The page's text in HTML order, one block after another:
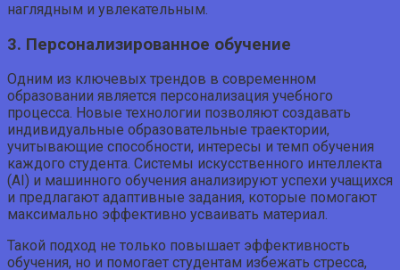
наглядным и увлекательным.
3. Персонализированное обучение
Одним из ключевых трендов в современном
образовании является персонализация учебного
процесса. Новые технологии позволяют создавать
индивидуальные образовательные траектории,
учитывающие способности, интересы и темп обучения
каждого студента. Системы искусственного интеллекта
(AI) и машинного обучения анализируют успехи учащихся
и предлагают адаптивные задания, которые помогают
максимально эффективно усваивать материал.
Такой подход не только повышает эффективность
обучения, но и помогает студентам избежать стресса,